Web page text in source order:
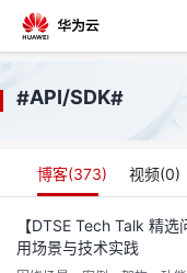
回
个
#API/SDK#
博客(373) 视频(0)
【DTSE Tech Talk 精
用场景与技术实践